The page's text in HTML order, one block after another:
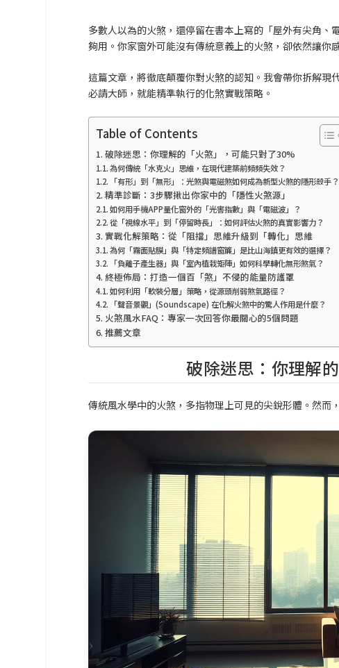
多數人以為的火煞，還停留在書本上寫的「屋外有尖角
夠用。你家窗外可能沒有傳統意義上的火煞，卻依然讓你
這篇文章，將徹底顛覆你對火煞的認知。我會帶你拆解
必請大師，就能精準執行的化煞實戰策略。
Table of Contents
破除迷思：你理解的「火煞」，可能只對了30%
為何傳統「水克火」思維，在現代建築前頻頻失效？
「有形」到「無形」：光煞與電磁煞如何成為新型火煞的隱形殺手？
精準診斷：3步驟揪出你家中的「隱性火煞源」
如何用手機APP量化窗外的「光害指數」與「電磁波」？
從「視線水平」到「停留時長」：如何評估火煞的真實影響力？
實戰化解策略：從「阻擋」思維升級到「轉化」思維
為何「霧面貼膜」與「特定頻譜窗簾」是比山海鎮更有效的選擇？
「負離子產生器」與「室內植栽矩陣」如何科學轉化無形煞氣？
終極佈局：打造一個百「煞」不侵的能量防護罩
如何利用「軟裝分層」策略，從源頭削弱煞氣路徑？
「聲音景觀」(Soundscape) 在化解火煞中的驚人作用是什麼？
火煞風水FAQ：專家一次回答你最關心的5個問題
推薦文章
破除迷思：你理解
傳統風水學中的火煞，多指物理上可見的尖銳形體。然而